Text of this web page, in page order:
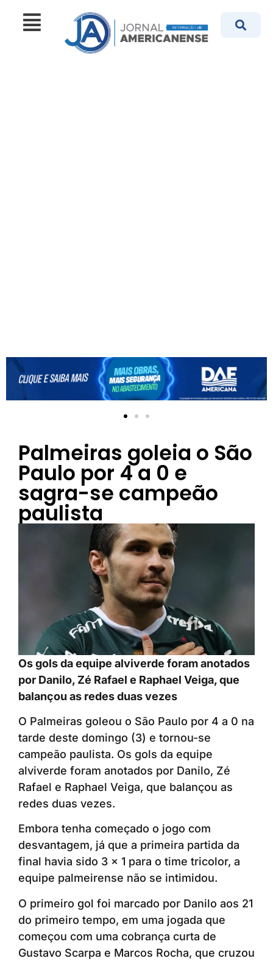
Palmeiras goleia o São
Paulo por 4 a 0 e
sagra-se campeão
paulista
Os gols da equipe alviverde foram anotados
por Danilo, Zé Rafael e Raphael Veiga, que
balançou as redes duas vezes
O Palmeiras goleou o São Paulo por 4 a 0 na
tarde deste domingo (3) e tornou-se
campeão paulista. Os gols da equipe
alviverde foram anotados por Danilo, Zé
Rafael e Raphael Veiga, que balançou as
redes duas vezes.
Embora tenha começado o jogo com
desvantagem, já que a primeira partida da
final havia sido 3 x 1 para o time tricolor, a
equipe palmeirense não se intimidou.
O primeiro gol foi marcado por Danilo aos 21
do primeiro tempo, em uma jogada que
começou com uma cobrança curta de
Gustavo Scarpa e Marcos Rocha, que cruzou